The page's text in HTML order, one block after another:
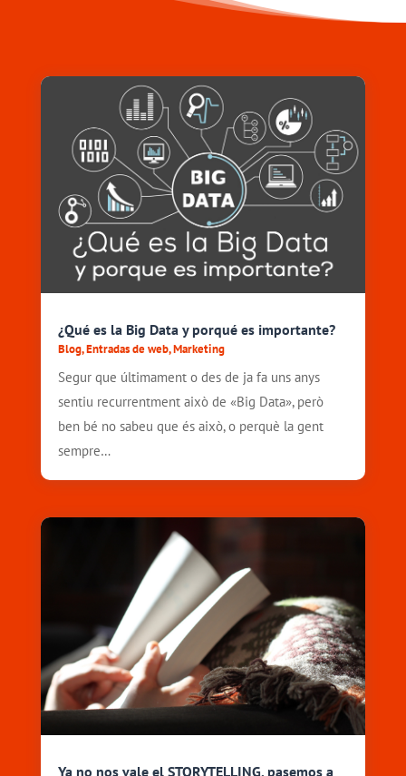
¿Qué es la Big Data y porqué es importante?
Blog,Entradas de web,Marketing
Segur que últimament o des de ja fa uns anys
sentiu recurrentment això de «Big Data», però
ben bé no sabeu que és això, o perquè la gent
sempre…
Ya no nos vale el STORYTELLING, pasemos a